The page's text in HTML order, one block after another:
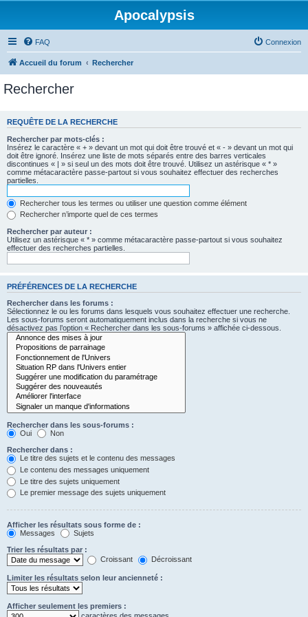
Apocalypsis
FAQ Connexion
Accueil du forum Rechercher
Rechercher
REQUÊTE DE LA RECHERCHE
Rechercher par mots-clés :
Insérez le caractère « + » devant un mot qui doit être trouvé et « - » devant un mot qui
doit être ignoré. Insérez une liste de mots séparés entre des barres verticales
discontinues « | » si seul un des mots doit être trouvé. Utilisez un astérisque « * »
comme métacaractère passe-partout si vous souhaitez effectuer des recherches
partielles.
Rechercher tous les termes ou utiliser une question comme élément
Rechercher n’importe quel de ces termes
Rechercher par auteur :
Utilisez un astérisque « * » comme métacaractère passe-partout si vous souhaitez
effectuer des recherches partielles.
PRÉFÉRENCES DE LA RECHERCHE
Rechercher dans les forums :
Sélectionnez le ou les forums dans lesquels vous souhaitez effectuer une recherche.
Les sous-forums seront automatiquement inclus dans la recherche si vous ne
désactivez pas l’option « Rechercher dans les sous-forums » affichée ci-dessous.
Rechercher dans les sous-forums :
Oui
Non
Rechercher dans :
Le titre des sujets et le contenu des messages
Le contenu des messages uniquement
Le titre des sujets uniquement
Le premier message des sujets uniquement
Afficher les résultats sous forme de :
Messages
Sujets
Trier les résultats par :
Croissant
Décroissant
Limiter les résultats selon leur ancienneté :
Afficher seulement les premiers :